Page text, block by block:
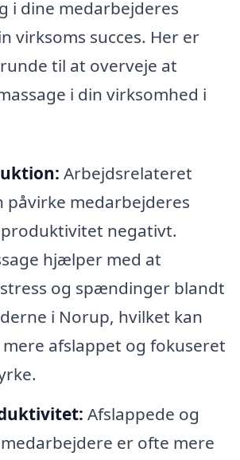
i dine medarbejderes
virksoms succes. Her er
til at overveje at
i din virksomhed i
Arbejdsrelateret
påvirke medarbejderes
negativt.
hjælper med at
og spændinger blandt
i Norup, hvilket kan
afslappet og fokuseret
Afslappede og
er ofte mere